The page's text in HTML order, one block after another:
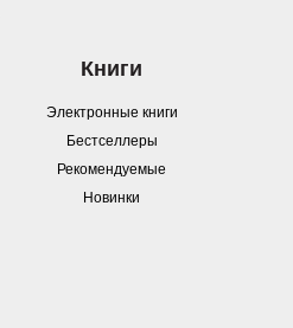
Книги
Электронные книги
Бестселлеры
Рекомендуемые
Новинки